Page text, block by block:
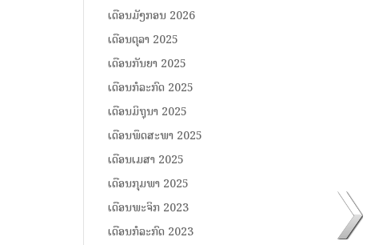
ເດືອນມັງກອນ 2026
ເດືອນຕຸລາ 2025
ເດືອນກັນຍາ 2025
ເດືອນກໍລະກົດ 2025
ເດືອນມິຖຸນາ 2025
ເດືອນພຶດສະພາ 2025
ເດືອນເມສາ 2025
ເດືອນກຸມພາ 2025
ເດືອນພະຈິກ 2023
ເດືອນກໍລະກົດ 2023